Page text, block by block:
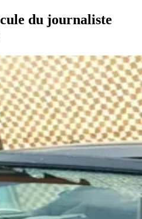
du journaliste